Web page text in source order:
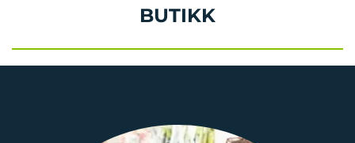
BUTIKK